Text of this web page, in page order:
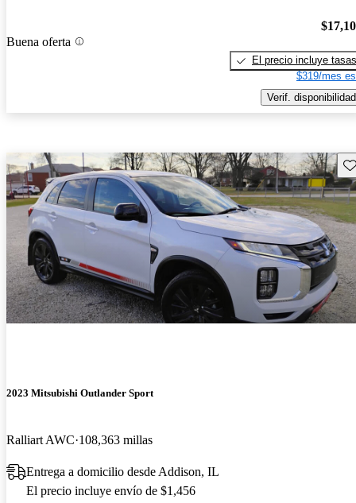
Buena oferta
El precio incluye tasas
$319/mes
Verif. disponibilidad
2023 Mitsubishi Outlander Sport
Ralliart AWC 108,363 millas
Entrega a domicilio desde Addison, IL
El precio incluye envío de $1,456